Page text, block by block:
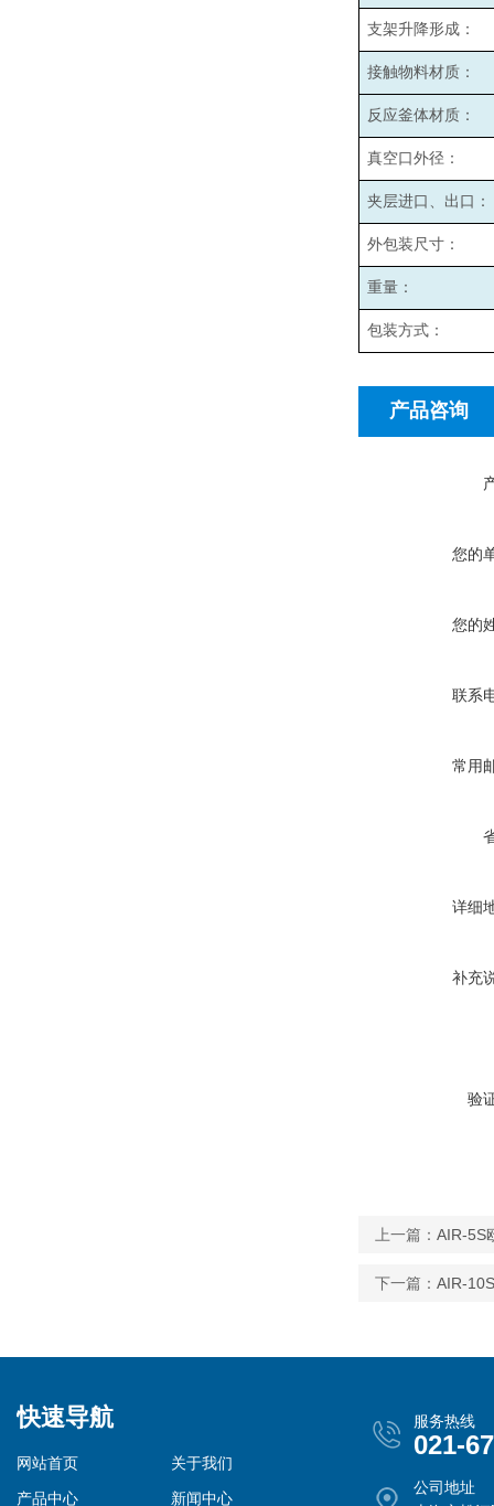
支架升降形成：
接触物料材质：
反应釜体材质：
真空口外径：
夹层进口、出口：
外包装尺寸：
重量：
包装方式：
产品咨询
您的
您的
联系
常用
详细
补充
验
上一篇： AIR-5S
下一篇： AIR-
快速导航
网站首页
关于我们
产品中心
新闻中心
服务热线
021-
公司地址